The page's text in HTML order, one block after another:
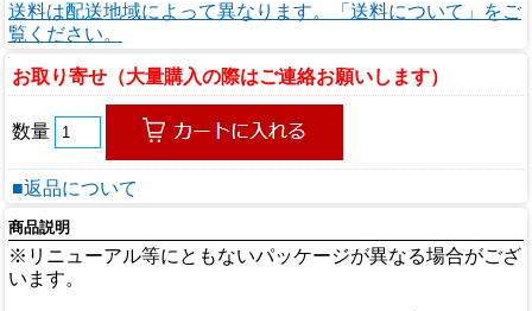
送料は配送地域によって異なります。「送料について」をご
覧ください。
お取り寄せ（大量購入の際はご連絡お願いします）
数量
■返品について
商品説明
※リニューアル等にともないパッケージが異なる場合がござ
います。